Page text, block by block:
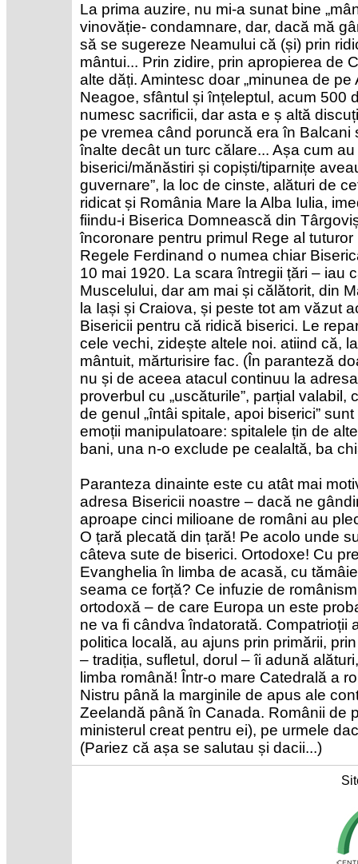
La prima auzire, nu mi-a sunat bine
vinovăție- condamnare, dar, dacă mă
să se sugereze Neamului că (și) prin
mântui... Prin zidire, prin apropierea de
alte dăți. Amintesc doar „minunea de
Neagoe, sfântul și înțeleptul, acum 500
numesc sacrificii, dar asta e ș altă
pe vremea când poruncă era în Balcani
înalte decât un turc călare... Așa cum
biserici/mănăstiri și copiști/tiparnițe
guvernare”, la loc de cinste, alături de
ridicat și România Mare la Alba Iulia,
fiindu-i Biserica Domnească din
încoronare pentru primul Rege al
Regele Ferdinand o numea chiar
10 mai 1920. La scara întregii țări – iau
Muscelului, dar am mai și călătorit, din
la Iași și Craiova, și peste tot am văzut
Bisericii pentru că ridică biserici. Le
cele vechi, zidește altele noi. atiind că,
mântuit, mărturisire fac. (În paranteză
nu și de aceea atacul continuu la
proverbul cu „uscăturile”, parțial
de genul „întâi spitale, apoi biserici”
emoții manipulatoare: spitalele țin de
bani, una n-o exclude pe cealaltă, ba
Paranteza dinainte este cu atât mai
adresa Bisericii noastre – dacă ne
aproape cinci milioane de români au
O țară plecată din țară! Pe acolo unde
câteva sute de biserici. Ortodoxe! Cu
Evanghelia în limba de acasă, cu
seama ce forță? Ce infuzie de
ortodoxă – de care Europa un este
ne va fi cândva îndatorată. Compatrioții
politica locală, au ajuns prin primării,
– tradiția, sufletul, dorul – îi adună
limba română! Într-o mare Catedrală a
Nistru până la marginile de apus ale
Zeelandă până în Canada. Românii de
ministerul creat pentru ei), pe urmele
(Pariez că așa se salutau și dacii...)